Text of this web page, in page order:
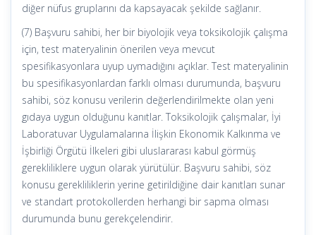
diğer nüfus gruplarını da kapsayacak şekilde sağlanır.
(7) Başvuru sahibi, her bir biyolojik veya toksikolojik çalışma
için, test materyalinin önerilen veya mevcut
spesifikasyonlara uyup uymadığını açıklar. Test materyalinin
bu spesifikasyonlardan farklı olması durumunda, başvuru
sahibi, söz konusu verilerin değerlendirilmekte olan yeni
gıdaya uygun olduğunu kanıtlar. Toksikolojik çalışmalar, İyi
Laboratuvar Uygulamalarına İlişkin Ekonomik Kalkınma ve
İşbirliği Örgütü İlkeleri gibi uluslararası kabul görmüş
gerekliliklere uygun olarak yürütülür. Başvuru sahibi, söz
konusu gerekliliklerin yerine getirildiğine dair kanıtları sunar
ve standart protokollerden herhangi bir sapma olması
durumunda bunu gerekçelendirir.